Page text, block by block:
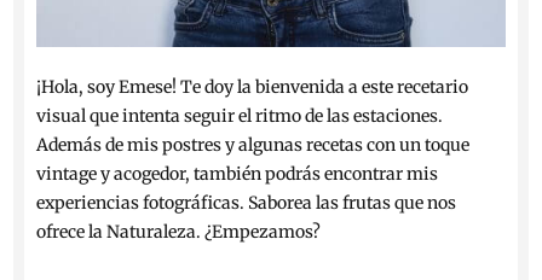
¡Hola, soy Emese! Te doy la bienvenida a este recetario
visual que intenta seguir el ritmo de las estaciones.
Además de mis postres y algunas recetas con un toque
vintage y acogedor, también podrás encontrar mis
experiencias fotográficas. Saborea las frutas que nos
ofrece la Naturaleza. ¿Empezamos?